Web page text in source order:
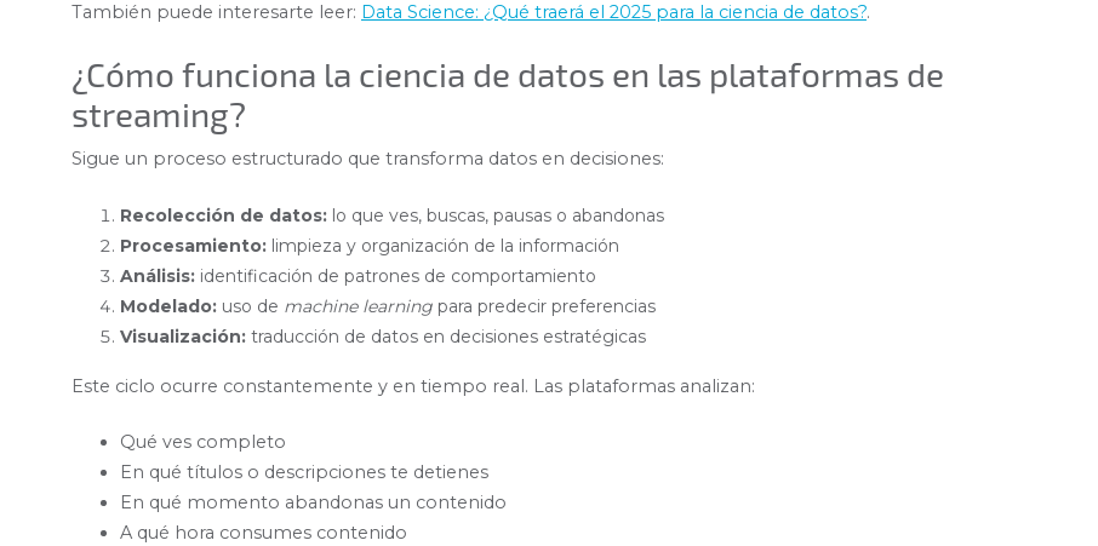
También puede interesarte leer: Data Science: ¿Qué traerá el 2025 para la ciencia de datos?.
¿Cómo funciona la ciencia de datos en las plataformas de
streaming?
Sigue un proceso estructurado que transforma datos en decisiones:
Recolección de datos: lo que ves, buscas, pausas o abandonas
Procesamiento: limpieza y organización de la información
Análisis: identificación de patrones de comportamiento
Modelado: uso de machine learning para predecir preferencias
Visualización: traducción de datos en decisiones estratégicas
Este ciclo ocurre constantemente y en tiempo real. Las plataformas analizan:
Qué ves completo
En qué títulos o descripciones te detienes
En qué momento abandonas un contenido
A qué hora consumes contenido